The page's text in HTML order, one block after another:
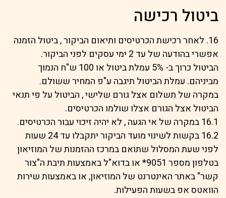
ביטול רכישה
16. לאחר רכישת הכרטיסים ותיאום הביקור , ביטול הזמנה
אפשרי בהודעה של עד 2 ימי עסקים לפני הביקור.
הביטול כרוך ב- 5% עמלת ביטול או 100 ש"ח הנמוך
מביניהם. עמלת הביטול תיגבה ע"פ המחיר ששולם.
במקרה של תשלום אצל גורם שלישי , הביטול על פי תנאי
הביטול אצל הגורם אצלו שולמו הכרטיסים.
16.1 במקרה של אי הגעה , לא יהיה זיכוי עבור הכרטיסים.
16.2 בקשות לשינוי מועד הביקור יתקבלו עד 24 שעות
לפני שעת המסלול שתואם במרכז ההזמנות של המוזיאון
בטלפון מספר 9051* או בדוא"ל באמצעות תיבת ה"צור
קשר" באתר האינטרנט של המוזיאון, או באמצעות שירות
הוואטס אפ בשעות הפעילות.